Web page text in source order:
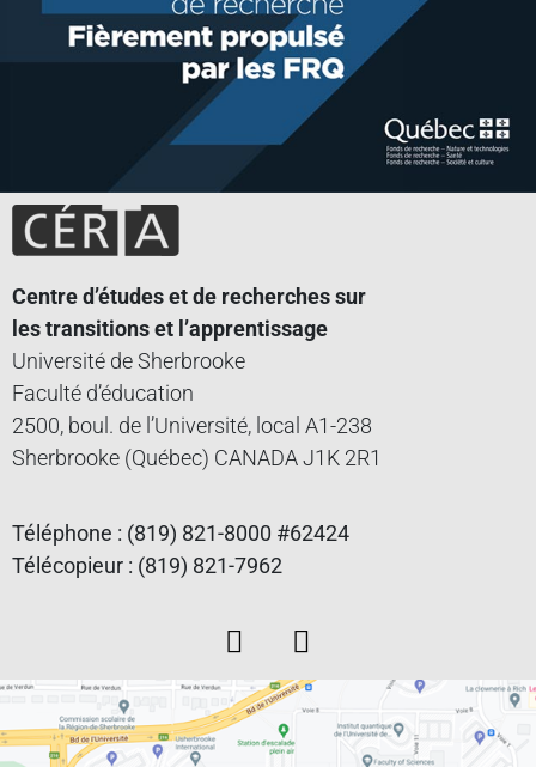
Centre d’études et de recherches sur
les transitions et l’apprentissage
Université de Sherbrooke
Faculté d’éducation
2500, boul. de l’Université, local A1-238
Sherbrooke (Québec) CANADA J1K 2R1
Téléphone : (819) 821-8000 #62424
Télécopieur : (819) 821-7962